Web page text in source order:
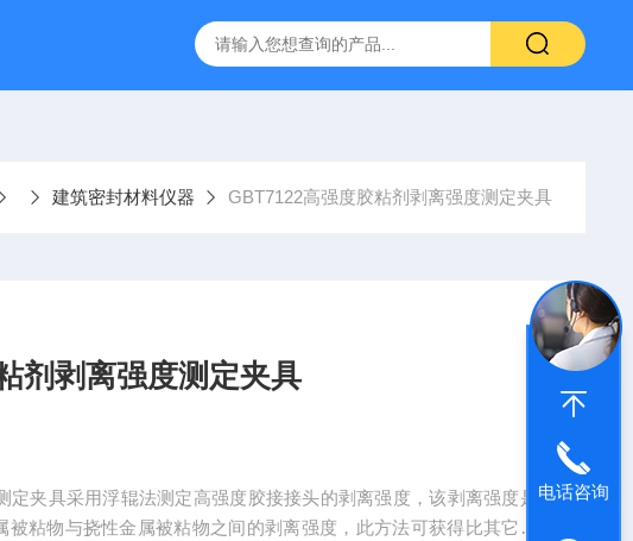
度试验仪 钢结构防火涂料测厚仪 砂基透水砖透水速率试验装置
建筑密封材料仪器 GBT7122高强度胶粘剂剥离强度测定夹具
剂剥离强度测定夹具
定夹具采用浮辊法测定高强度胶接接头的剥离强度，该剥离强度是
粘物与挠性金属被粘物之间的剥离强度，此方法可获得比其它剥
电话咨询